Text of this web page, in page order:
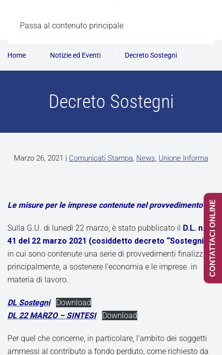
Passa al contenuto principale
Home Notizie ed Eventi Decreto Sostegni
Decreto Sostegni
Marzo 26, 2021 | Comunicati Stampa, News, Unione Informa
Le misure per le imprese contenute nel provvedimento
Sulla G.U. di lunedì 22 marzo, è stato pubblicato il D.L. n.
41 del 22 marzo 2021 (cosiddetto decreto “Sostegni”)
in cui sono contenute una serie di provvedimenti finalizzati,
principalmente, a sostenere l’economia e le imprese in
materia di lavoro.
DL Sostegni
Download
DL 22 MARZO – SINTESI
Download
Per quel che concerne, in particolare, l’ambito dei soggetti
ammessi al contributo a fondo perduto, come richiesto da
CONTATTACI ONLINE